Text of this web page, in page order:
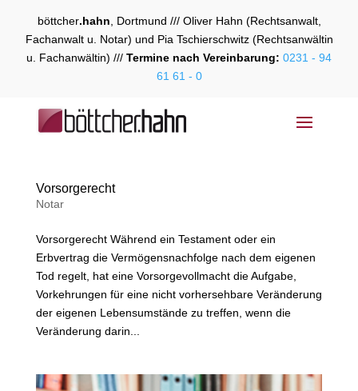
böttcher.hahn , Dortmund /// Oliver Hahn (Rechtsanwalt,
Fachanwalt u. Notar) und Pia Tschierschwitz (Rechtsanwältin
u. Fachanwältin) /// Termine nach Vereinbarung: 0231 - 94
61 61 - 0
Vorsorgerecht
Notar
Vorsorgerecht Während ein Testament oder ein
Erbvertrag die Vermögensnachfolge nach dem eigenen
Tod regelt, hat eine Vorsorgevollmacht die Aufgabe,
Vorkehrungen für eine nicht vorhersehbare Veränderung
der eigenen Lebensumstände zu treffen, wenn die
Veränderung darin...